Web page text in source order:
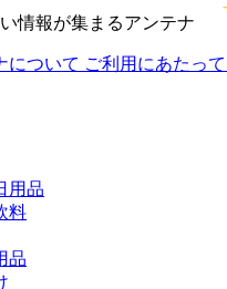
情報が集まるアンテナ
について ご利用にあたって
用品
料
品